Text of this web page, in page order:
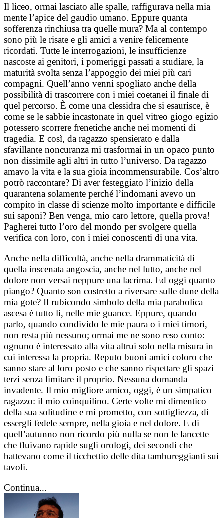
Il liceo, ormai lasciato alle spalle, raffigurava nella mia
mente l’apice del gaudio umano. Eppure quanta
sofferenza rinchiusa tra quelle mura? Ma al contempo
sono più le risate e gli amici a venire felicemente
ricordati. Tutte le interrogazioni, le insufficienze
nascoste ai genitori, i pomeriggi passati a studiare, la
maturità svolta senza l’appoggio dei miei più cari
compagni. Quell’anno venni spogliato anche della
possibilità di trascorrere con i miei coetanei il finale di
quel percorso. È come una clessidra che si esaurisce, è
come se le sabbie incastonate in quel vitreo giogo egizio
potessero scorrere frenetiche anche nei momenti di
tragedia. E così, da ragazzo spensierato e dalla
sfavillante noncuranza mi trasformai in un opaco punto
non dissimile agli altri in tutto l’universo. Da ragazzo
amavo la vita e la sua gioia incommensurabile. Cos’altro
potrò raccontare? Di aver festeggiato l’inizio della
quarantena solamente perché l’indomani avevo un
compito in classe di scienze molto importante e difficile
sui saponi? Ben venga, mio caro lettore, quella prova!
Pagherei tutto l’oro del mondo per svolgere quella
verifica con loro, con i miei conoscenti di una vita.
Anche nella difficoltà, anche nella drammaticità di
quella inscenata angoscia, anche nel lutto, anche nel
dolore non versai neppure una lacrima. Ed oggi quanto
piango? Quanto son costretto a riversare sulle dune della
mia gote? Il rubicondo simbolo della mia parabolica
ascesa è tutto lì, nelle mie guance. Eppure, quando
parlo, quando condivido le mie paura o i miei timori,
non resta più nessuno; ormai me ne sono reso conto:
ognuno è interessato alla vita altrui solo nella misura in
cui interessa la propria. Reputo buoni amici coloro che
sanno stare al loro posto e che sanno rispettare gli spazi
terzi senza limitare il proprio. Nessuna domanda
invadente. Il mio migliore amico, oggi, è un simpatico
ragazzo: il mio coinquilino. Certe volte mi dimentico
della sua solitudine e mi prometto, con sottigliezza, di
essergli fedele sempre, nella gioia e nel dolore. E di
quell’autunno non ricordo più nulla se non le lancette
che fluivano rapide sugli orologi, dei secondi che
battevano come il ticchettio delle dita tambureggianti sui
tavoli.
Continua...